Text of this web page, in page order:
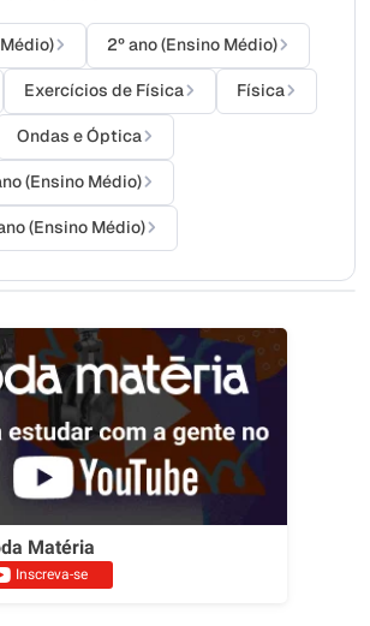
2º ano (Ensino Médio)
Exercícios de Física Física
Ondas e Óptica
(Ensino Médio)
(Ensino Médio)
Matéria
Inscreva-se